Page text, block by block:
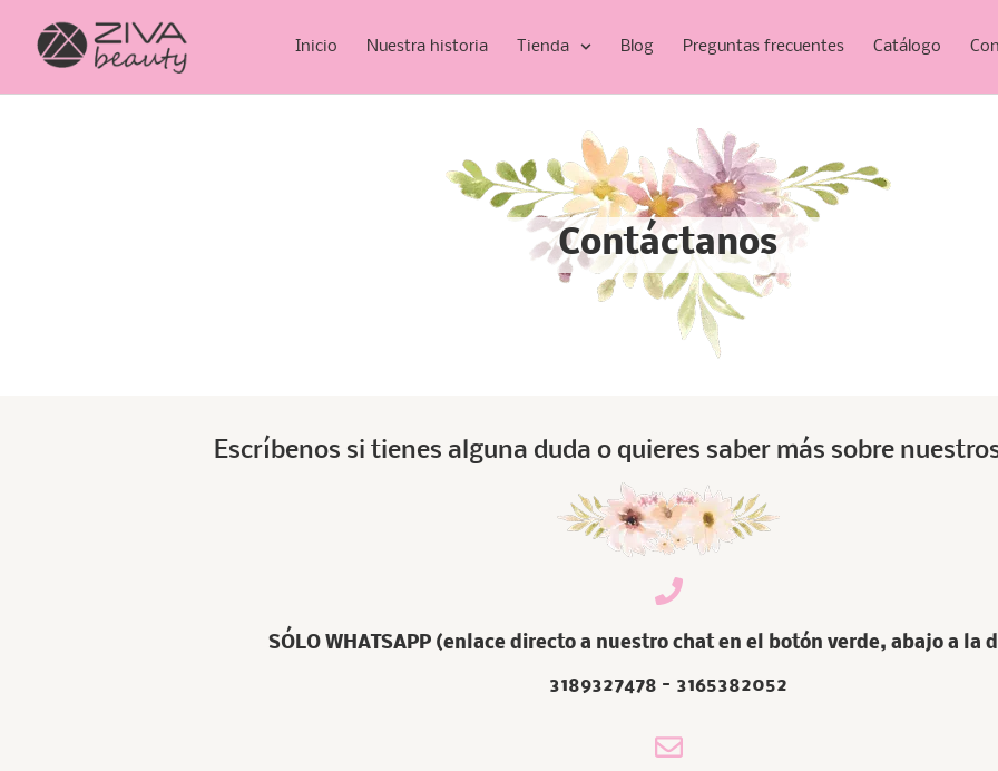
Inicio Nuestra historia Tienda Blog Preguntas frecuentes Catálogo
Contáctanos
Escríbenos si tienes alguna duda o quieres saber más sobre
SÓLO WHATSAPP (enlace directo a nuestro chat en el botón verde, abajo a la
3189327478 – 3165382052